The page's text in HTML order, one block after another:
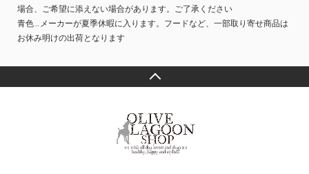
場合、ご希望に添えない場合があります。ご了承ください
青色…メーカーが夏季休暇に入ります。フードなど、一部取り寄せ商品は
お休み明けの出荷となります